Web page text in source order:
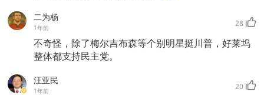
二为杨
1年前 28
不奇怪，除了梅尔吉布森等个别明星挺川普，好莱坞
整体都支持民主党。
汪亚民
1年前 20